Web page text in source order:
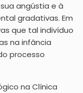
angústia e à
gradativas. Em
que tal indivíduo
na infância
processo
na Clínica